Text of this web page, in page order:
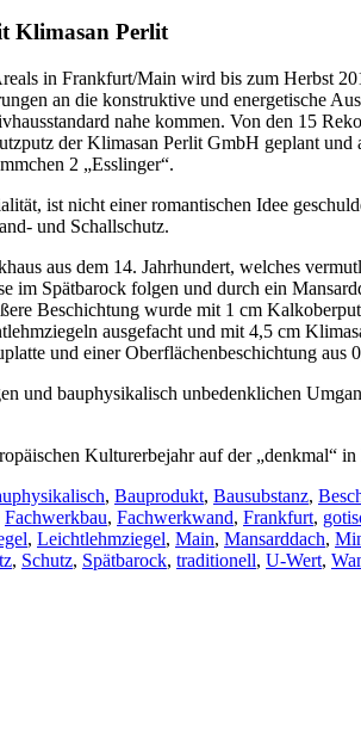
Klimasan Perlit
in Frankfurt/Main wird bis zum Herbst
an die konstruktive und energetische
nahe kommen. Von den 15
der Klimasan Perlit GmbH geplant
2 „Esslinger“.
ist nicht einer romantischen Idee
und Schallschutz.
aus dem 14. Jahrhundert, welches
im Spätbarock folgen und durch ein
Beschichtung wurde mit 1 cm
ausgefacht und mit 4,5 cm
und einer Oberflächenbeschichtung aus
und bauphysikalisch unbedenklichen
Kulturerbejahr auf der „denkmal“
, Bauprodukt, Bausubstanz,
Fachwerkbau, Fachwerkwand, Frankfurt,
, Leichtlehmziegel, Main, Mansarddach,
, Schutz, Spätbarock, traditionell, U-Wert,